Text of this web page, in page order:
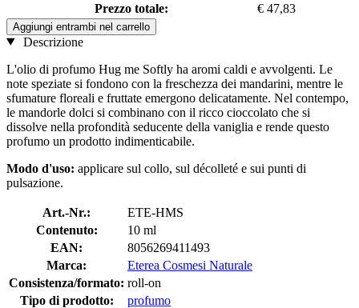
Prezzo totale:
€ 47,83
Aggiungi entrambi nel carrello
Descrizione
L'olio di profumo Hug me Softly ha aromi caldi e avvolgenti. Le
note speziate si fondono con la freschezza dei mandarini, mentre le
sfumature floreali e fruttate emergono delicatamente. Nel contempo,
le mandorle dolci si combinano con il ricco cioccolato che si
dissolve nella profondità seducente della vaniglia e rende questo
profumo un prodotto indimenticabile.
Modo d'uso: applicare sul collo, sul décolleté e sui punti di
pulsazione.
Art.-Nr.:
ETE-HMS
Contenuto:
10 ml
EAN:
8056269411493
Marca:
Eterea Cosmesi Naturale
Consistenza/formato: roll-on
Tipo di prodotto:
profumo